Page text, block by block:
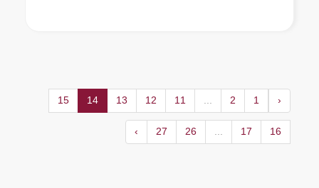
‹
1
2
...
11
12
13
14
15
16
17
...
26
27
›